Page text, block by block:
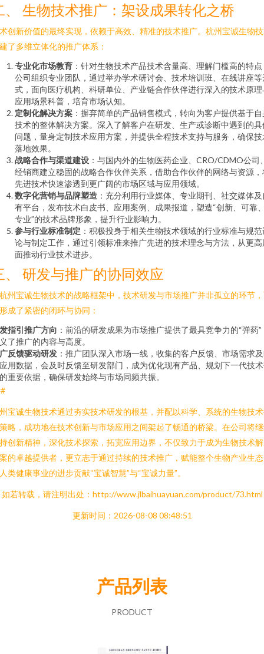
、 生物技术推广：架设成果转化之桥
创新价值的最终实现，依赖于高效、精准的技术推广。杭州宝诚生物
了多维立体化的推广体系：
专业化市场教育 ：针对生物技术产品技术含量高、理解门槛高的特点
公司组织专业团队，通过举办学术研讨会、技术培训班、在线讲座等
式，面向医疗机构、科研单位、产业链合作伙伴进行深入的技术原理
应用场景科普，培育市场认知。
定制化解决方案 ：摒弃简单的产品销售模式，转向为客户提供基于自
技术的整体解决方案。深入了解客户在研发、生产或诊断中遇到的具
问题，量身定制技术应用方案，并提供全程技术支持与服务，确保技
落地效果。
战略合作与渠道建设 ：与国内外的生物医药企业、CRO/CDMO公司
经销商建立稳固的战略合作伙伴关系，借助合作伙伴的网络与资源，
先进技术快速渗透到更广阔的市场区域与应用领域。
数字化营销与品牌塑造 ：充分利用行业媒体、专业期刊、社交媒体
有平台，发布技术白皮书、应用案例、成果报道，塑造“创新、可靠
专业”的技术品牌形象，提升行业影响力。
参与行业标准制定 ：积极投身于相关生物技术领域的行业标准与规
论与制定工作，通过引领标准来推广先进的技术理念与方法，从更高
面推动行业技术进步。
、 研发与推广的协同效应
州宝诚生物技术的战略框架中，技术研发与市场推广并非孤立的环节
成了紧密的闭环与协同：
指引推广方向 ：前沿的研发成果为市场推广提供了最具竞争力的“弹药”
了推广的内容与高度。
反馈驱动研发 ：推广团队深入市场一线，收集的客户反馈、市场需求
用数据，会及时反馈至研发部门，成为优化现有产品、规划下一代技
重要依据，确保研发始终与市场同频共振。
宝诚生物技术通过夯实技术研发的根基，并配以科学、系统的生物技
略，成功地在技术创新与市场应用之间架起了畅通的桥梁。在公司将
创新精神，深化技术探索，拓宽应用边界，不仅致力于成为生物技术
的卓越提供者，更立志于通过持续的技术推广，赋能整个生物产业生
类健康事业的进步贡献“宝诚智慧”与“宝诚力量”。
如若转载，请注明出处：http://www.jlbaihuayuan.com/product/73.html
更新时间：2026-08-08 08:48:51
产品列表
PRODUCT